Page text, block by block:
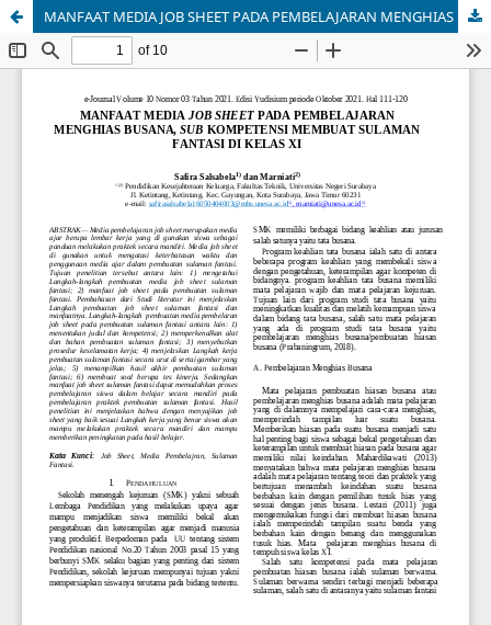
MANFAAT MEDIA JOB SHEET PADA PEMBELAJARAN MENGHIAS BUSANA, SUB KOMPETENSI MEMBUAT SULAMAN FANTASI DI KELAS XI